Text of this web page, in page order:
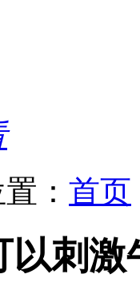
： 首页
以刺